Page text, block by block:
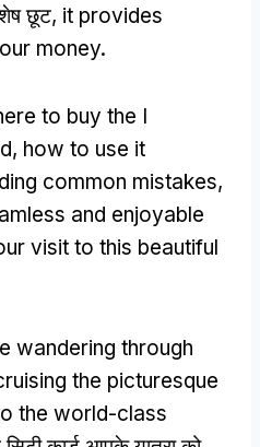
छूट, it provides
money.
to buy the I
, how to use it
common mistakes,
and enjoyable
visit to this beautiful
wandering through
the picturesque
the world-class